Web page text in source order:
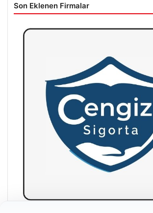
Son Eklenen Firmalar